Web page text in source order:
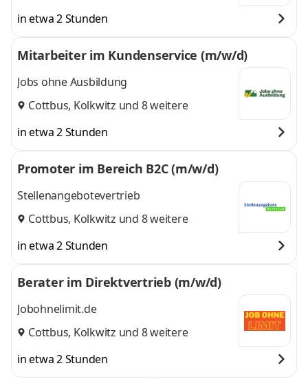
in etwa 2 Stunden
Mitarbeiter im Kundenservice (m/w/d)
Jobs ohne Ausbildung
Cottbus, Kolkwitz und 8 weitere
in etwa 2 Stunden
Promoter im Bereich B2C (m/w/d)
Stellenangebotevertrieb
Cottbus, Kolkwitz und 8 weitere
in etwa 2 Stunden
Berater im Direktvertrieb (m/w/d)
Jobohnelimit.de
Cottbus, Kolkwitz und 8 weitere
in etwa 2 Stunden